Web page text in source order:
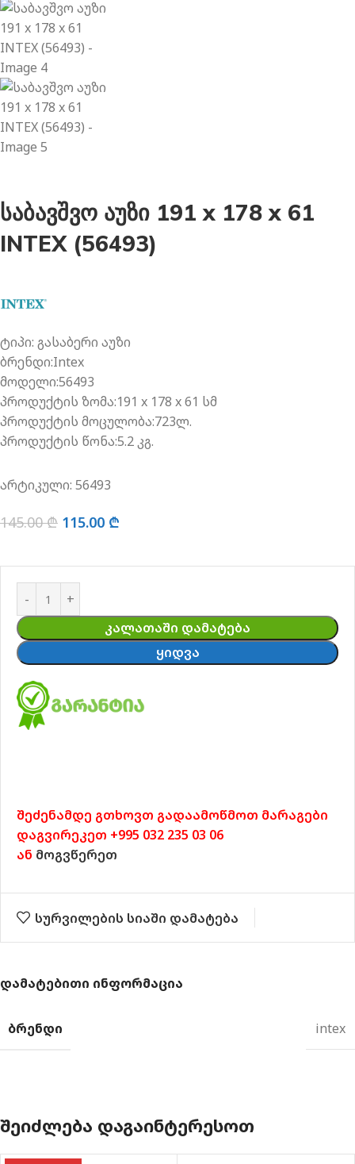
საბავშვო აუზი 191 x 178 x 61
INTEX (56493)
ტიპი: გასაბერი აუზი
ბრენდი:Intex
მოდელი:56493
პროდუქტის ზომა:191 x 178 x 61 სმ
პროდუქტის მოცულობა:723ლ.
პროდუქტის წონა:5.2 კგ.
არტიკული: 56493
145.00₾ 115.00 ₾
ᲙᲐᲚᲐᲗᲐᲨᲘ ᲓᲐᲛᲐᲢᲔᲑᲐ
ᲧᲘᲓᲕᲐ
შეძენამდე გთხოვთ გადაამოწმოთ მარაგები
დაგვირეკეთ +995 032 235 03 06
ან მოგვწერეთ
სურვილების სიაში დამატება
ᲓᲐᲛᲐᲢᲔᲑᲘᲗᲘ ᲘᲜᲤᲝᲠᲛᲐᲪᲘᲐ
ᲑᲠᲔᲜᲓᲘ intex
ᲨᲔᲘᲫᲚᲔᲑᲐ ᲓᲐᲒᲐᲘᲜᲢᲔᲠᲔᲡᲝᲗ